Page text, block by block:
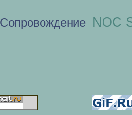
Сопровождение NOC